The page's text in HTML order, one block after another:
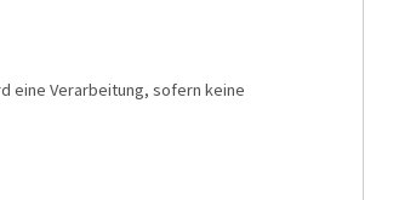
eine Verarbeitung, sofern keine